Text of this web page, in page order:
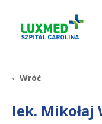
+48 22
Wróć
lek. Mikołaj